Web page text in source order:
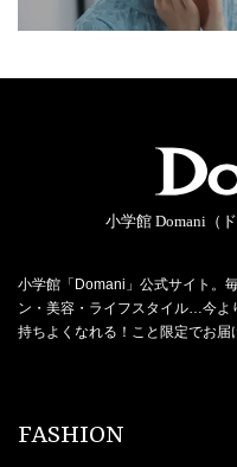
小学館 Domani（
小学館「Domani」公式サイト。
ン・美容・ライフスタイル…今よ
持ちよくなれる！こと限定でお届
FASHION